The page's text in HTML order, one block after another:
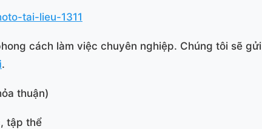
cách làm việc chuyên nghiệp. Chúng tôi sẽ gửi
.
thuận)
tập thể